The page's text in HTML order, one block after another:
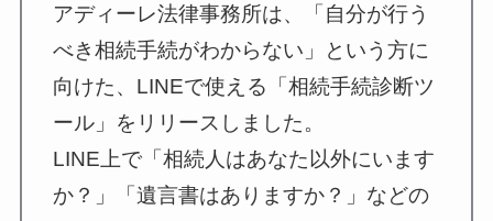
アディーレ法律事務所は、「自分が行う
べき相続手続がわからない」という方に
向けた、LINEで使える「相続手続診断ツ
ール」をリリースしました。
LINE上で「相続人はあなた以外にいます
か？」「遺言書はありますか？」などの